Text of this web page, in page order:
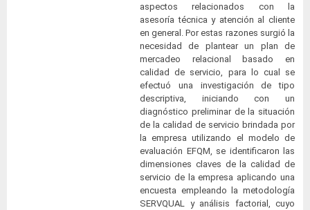
aspectos relacionados con la
asesoría técnica y atención al cliente
en general. Por estas razones surgió la
necesidad de plantear un plan de
mercadeo relacional basado en
calidad de servicio, para lo cual se
efectuó una investigación de tipo
descriptiva, iniciando con un
diagnóstico preliminar de la situación
de la calidad de servicio brindada por
la empresa utilizando el modelo de
evaluación EFQM, se identificaron las
dimensiones claves de la calidad de
servicio de la empresa aplicando una
encuesta empleando la metodología
SERVQUAL y análisis factorial, cuyo